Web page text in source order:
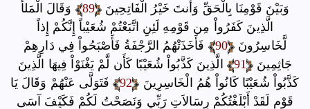
وَبَيْنَ قَوْمِنَا بِالْحَقِّ وَأَنتَ خَيْرُ الْفَاتِحِينَ 89
وَقَالَ الْمَلأُ
الَّذِينَ كَفَرُواْ مِن قَوْمِهِ لَئِنِ اتَّبَعْتُمْ شُعَيْباً إِنَّكُمْ إِذاً
لَّخَاسِرُونَ 90
فَأَخَذَتْهُمُ الرَّجْفَةُ فَأَصْبَحُواْ فِي دَارِهِمْ
جَاثِمِينَ
91
الَّذِينَ كَذَّبُواْ شُعَيْبًا كَأَن لَّمْ يَغْنَوْاْ فِيهَا الَّذِينَ
كَذَّبُواْ شُعَيْبًا كَانُواْ هُمُ الْخَاسِرِينَ
92 فَتَوَلَّى عَنْهُمْ وَقَالَ يَا
قَوْمِ لَقَدْ أَبْلَغْتُكُمْ رِسَالاَتِ رَبِّي وَنَصَحْتُ لَكُمْ فَكَيْفَ آسَى